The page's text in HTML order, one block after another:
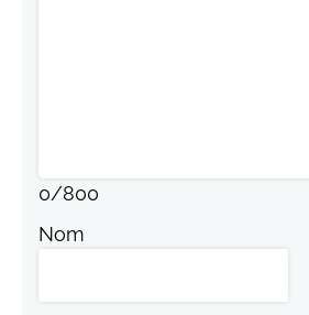
0/800
Nom